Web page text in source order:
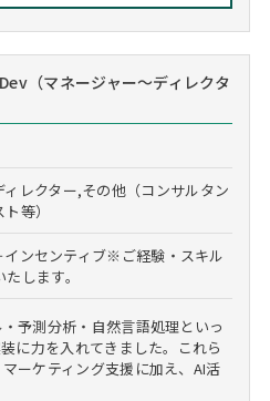
（マネージャー～ディレクタ
ィレクター,その他（コンサルタン
等）
インセンティブ※ご経験・スキル
します。
予測分析・自然言語処理といっ
に力を入れてきました。これら
ーケティング支援に加え、AI活